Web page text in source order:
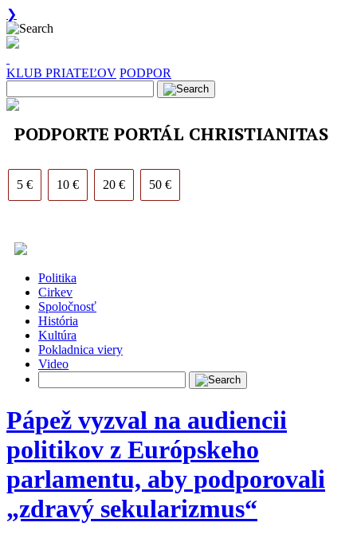
❯
KLUB PRIATEĽOV PODPOR
PODPORTE PORTÁL CHRISTIANITAS
5 € 10 € 20 € 50 €
Politika
Cirkev
Spoločnosť
História
Kultúra
Pokladnica viery
Video
Pápež vyzval na audiencii
politikov z Európskeho
parlamentu, aby podporovali
„zdravý sekularizmus“